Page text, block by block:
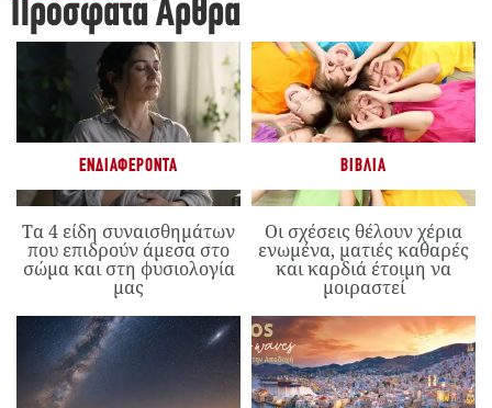
Πρόσφατα Άρθρα
ΕΝΔΙΑΦΈΡΟΝΤΑ
Τα 4 είδη συναισθημάτων
που επιδρούν άμεσα στο
σώμα και στη φυσιολογία
μας
ΒΙΒΛΊΑ
Οι σχέσεις θέλουν χέρια
ενωμένα, ματιές καθαρές
και καρδιά έτοιμη να
μοιραστεί